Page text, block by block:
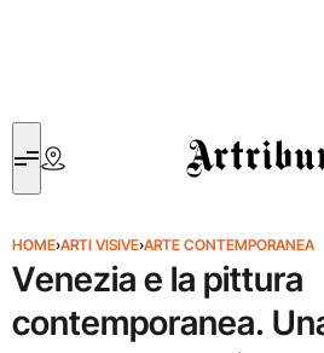
Artribune
HOME›ARTI VISIVE›ARTE CONTEMPORANEA
Venezia e la pittura
contemporanea.